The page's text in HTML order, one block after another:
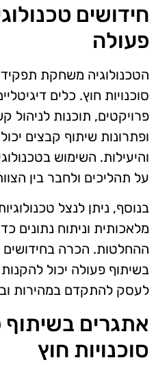
חידושים
פעולה
הטכנולוגיה משחקת
סוכנויות חוץ. כלים
ופתרונות שיתוף קבצים
והיעילות. השימוש
על תהליכים ולחבר בין
בנוסף, ניתן לנצל
מלאכותית וניתוח נתונים
ההחלטות. הכרה בחידושים
בשיתוף פעולה יכול להקנות
לעסק להתקדם במהירות
אתגרים
סוכנויות חוץ